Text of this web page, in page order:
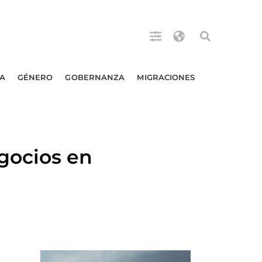
GÉNERO GOBERNANZA MIGRACIONES
en